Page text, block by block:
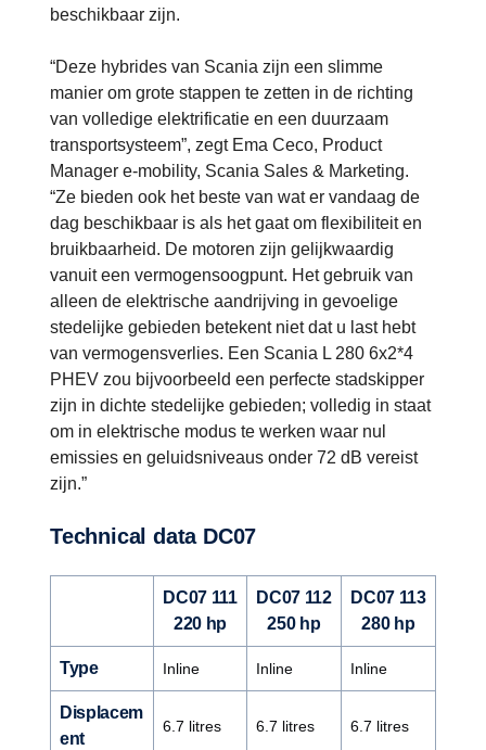
beschikbaar zijn.
“Deze hybrides van Scania zijn een slimme
manier om grote stappen te zetten in de richting
van volledige elektrificatie en een duurzaam
transportsysteem”, zegt Ema Ceco, Product
Manager e-mobility, Scania Sales & Marketing.
“Ze bieden ook het beste van wat er vandaag de
dag beschikbaar is als het gaat om flexibiliteit en
bruikbaarheid. De motoren zijn gelijkwaardig
vanuit een vermogensoogpunt. Het gebruik van
alleen de elektrische aandrijving in gevoelige
stedelijke gebieden betekent niet dat u last hebt
van vermogensverlies. Een Scania L 280 6x2*4
PHEV zou bijvoorbeeld een perfecte stadskipper
zijn in dichte stedelijke gebieden; volledig in staat
om in elektrische modus te werken waar nul
emissies en geluidsniveaus onder 72 dB vereist
zijn.”
Technical data DC07
DC07 111
220 hp
DC07 112
250 hp
DC07 113
280 hp
Type Inline Inline Inline
Displacem
ent
6.7 litres 6.7 litres 6.7 litres